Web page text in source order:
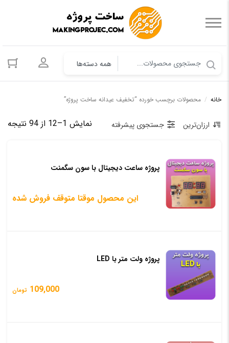
ورود به
خانه / محصولات برچسب خورده “تخفیف عیدانه ساخت پروژه”
نمایش 1–12 از 94 نتیجه ارزان‌ترین جستجوی پیشرفته
پروژه ساعت دیجیتال با سون سگمنت
این محصول موقتا متوقف فروش شده
پروژه ولت متر با LED
109,000 تومان